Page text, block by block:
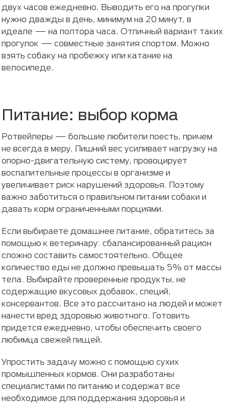
двух часов ежедневно. Выводить его на прогулки
нужно дважды в день, минимум на 20 минут, в
идеале — на полтора часа. Отличный вариант таких
прогулок — совместные занятия спортом. Можно
взять собаку на пробежку или катание на
велосипеде.
Питание: выбор корма
Ротвейлеры — большие любители поесть, причем
не всегда в меру. Лишний вес усиливает нагрузку на
опорно-двигательную систему, провоцирует
воспалительные процессы в организме и
увеличивает риск нарушений здоровья. Поэтому
важно заботиться о правильном питании собаки и
давать корм ограниченными порциями.
Если выбираете домашнее питание, обратитесь за
помощью к ветеринару: сбалансированный рацион
сложно составить самостоятельно. Общее
количество еды не должно превышать 5% от массы
тела. Выбирайте проверенные продукты, не
содержащие вкусовых добавок, специй,
консервантов. Все это рассчитано на людей и может
нанести вред здоровью животного. Готовить
придется ежедневно, чтобы обеспечить своего
любимца свежей пищей.
Упростить задачу можно с помощью сухих
промышленных кормов. Они разработаны
специалистами по питанию и содержат все
необходимое для поддержания здоровья и